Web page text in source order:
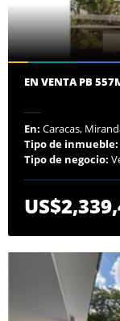
EN VENTA PB
En: Caracas,
Tipo de inmueble:
Tipo de negocio: